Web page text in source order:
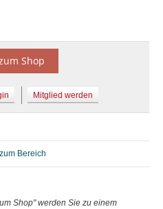
Shop
Mitglied werden
Bereich
Shop" werden Sie zu einem